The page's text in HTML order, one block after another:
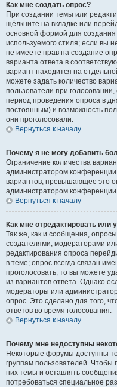
Как мне создать опрос?
При создании темы или
щёлкните на вкладке или
основной формой для
используемого стиля; если вы
не имеете прав на создание
варианта ответа в
вариант находится на
можете задать количество
пользователи при
период проведения опроса в
постоянным) и возможность
они проголосовали.
Вернуться к началу
Почему я не могу добавить
Ограничение количества
администратором
вариантов, превышающее это
администратором
Вернуться к началу
Как мне отредактировать или
Так же, как и сообщения,
создателями, модераторами
редактирования опроса
в теме; опрос всегда связан
проголосовать, то вы можете
из вариантов ответа. Однако
модераторы или
опрос. Это сделано для того,
ответов во время голосования.
Вернуться к началу
Почему мне недоступны
Некоторые форумы доступны
группам пользователей. Чтобы
них темы и оставлять
потребоваться специальное